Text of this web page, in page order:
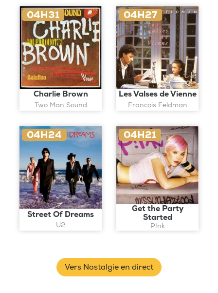
04H31
Charlie Brown
Two Man Sound
04H27
Les Valses de Vienne
Francois Feldman
04H24
Street Of Dreams
U2
04H21
Get the Party
Started
P!nk
Vers Nostalgie en direct